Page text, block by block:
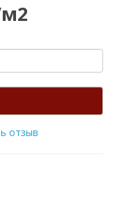
отзыв